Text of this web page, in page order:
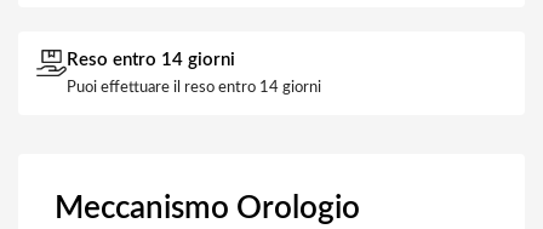
Reso entro 14 giorni
Puoi effettuare il reso entro 14 giorni
Meccanismo Orologio